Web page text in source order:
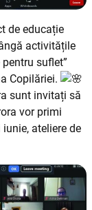
de educație
activitățile
suflet”
Copilăriei.
sunt invitați să
vor primi
ateliere de